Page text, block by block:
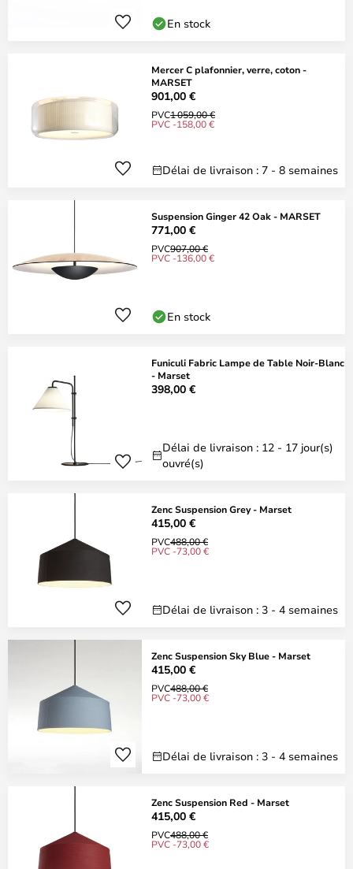
En stock
Mercer C plafonnier, verre, coton -
MARSET
901,00 €
PVC1 059,00 €
PVC -158,00 €
Délai de livraison : 7 - 8 semaines
Suspension Ginger 42 Oak - MARSET
771,00 €
PVC907,00 €
PVC -136,00 €
En stock
Funiculi Fabric Lampe de Table Noir-Blanc
- Marset
398,00 €
Délai de livraison : 12 - 17 jour(s)
ouvré(s)
Zenc Suspension Grey - Marset
415,00 €
PVC488,00 €
PVC -73,00 €
Délai de livraison : 3 - 4 semaines
Zenc Suspension Sky Blue - Marset
415,00 €
PVC488,00 €
PVC -73,00 €
Délai de livraison : 3 - 4 semaines
Zenc Suspension Red - Marset
415,00 €
PVC488,00 €
PVC -73,00 €